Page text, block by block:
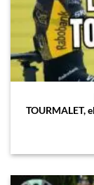
TOURMALET,